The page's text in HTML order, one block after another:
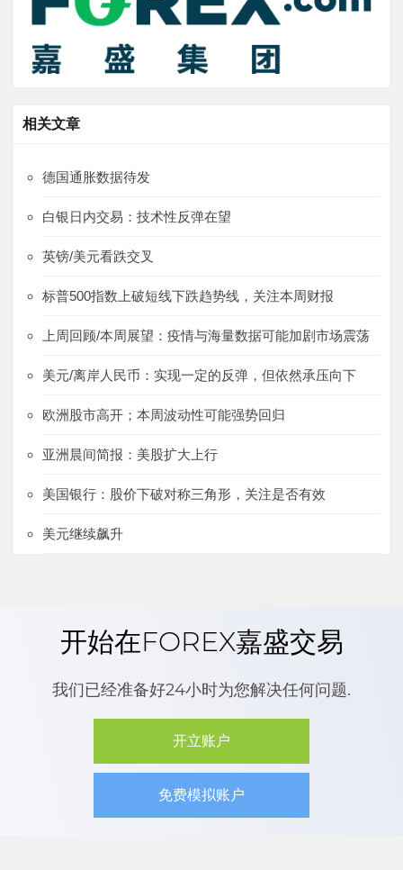
相关文章
德国通胀数据待发
白银日内交易：技术性反弹在望
英镑/美元看跌交叉
标普500指数上破短线下跌趋势线，关注本周财报
上周回顾/本周展望：疫情与海量数据可能加剧市场震荡
美元/离岸人民币：实现一定的反弹，但依然承压向下
欧洲股市高开；本周波动性可能强势回归
亚洲晨间简报：美股扩大上行
美国银行：股价下破对称三角形，关注是否有效
美元继续飙升
开始在FOREX嘉盛交易
我们已经准备好24小时为您解决任何问题.
开立账户
免费模拟账户